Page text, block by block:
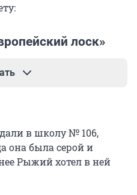
лоск»
Вторчермета.
остыть,
в школу № 106,
она была серой и
Рыжий хотел в ней